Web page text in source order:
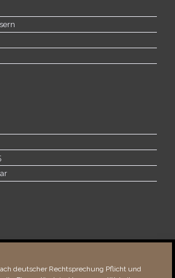
deutscher Rechtsprechung Pflicht und